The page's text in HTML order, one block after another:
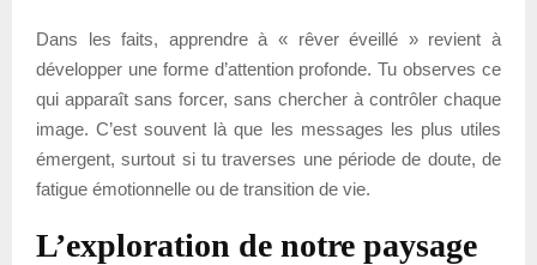
Dans les faits, apprendre à « rêver éveillé » revient à
développer une forme d’attention profonde. Tu observes ce
qui apparaît sans forcer, sans chercher à contrôler chaque
image. C’est souvent là que les messages les plus utiles
émergent, surtout si tu traverses une période de doute, de
fatigue émotionnelle ou de transition de vie.
L’exploration de notre paysage